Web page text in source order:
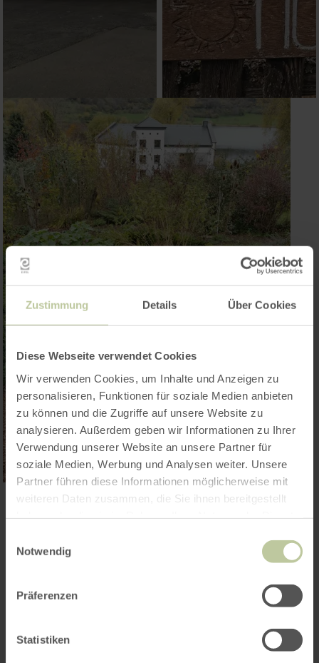
Zustimmung Details Über Cookies
Diese Webseite verwendet Cookies
Wir verwenden Cookies, um Inhalte und Anzeigen zu
personalisieren, Funktionen für soziale Medien anbieten
zu können und die Zugriffe auf unsere Website zu
analysieren. Außerdem geben wir Informationen zu Ihrer
Verwendung unserer Website an unsere Partner für
soziale Medien, Werbung und Analysen weiter. Unsere
Partner führen diese Informationen möglicherweise mit
weiteren Daten zusammen, die Sie ihnen bereitgestellt
Notwendig
Präferenzen
Statistiken
Reisen-Für-Alle
Informationen
Kognitive Beeinträchtigung